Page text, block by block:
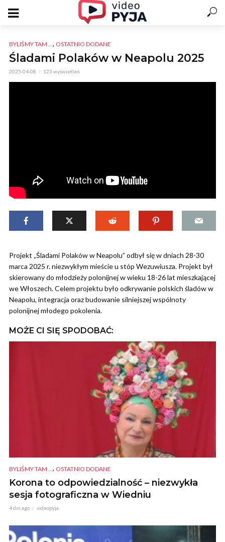
BYLIŚMY TAM ..., OSTATNIO DODANE
Śladami Polaków w Neapolu 2025
2025-04-08 123 wyświetleń
Projekt „Śladami Polaków w Neapolu” odbył się w dniach 28-30
marca 2025 r. niezwykłym mieście u stóp Wezuwiusza. Projekt był
skierowany do młodzieży polonijnej w wieku 18-26 lat mieszkającej
we Włoszech. Celem projektu było odkrywanie polskich śladów w
Neapolu, integracja oraz budowanie silniejszej wspólnoty
polonijnej młodego pokolenia.
MOŻE CI SIĘ SPODOBAĆ:
BYLIŚMY TAM ... , OSTATNIO DODANE
Korona to odpowiedzialność – niezwykła
sesja fotograficzna w Wiedniu
4 dni ago videopyja